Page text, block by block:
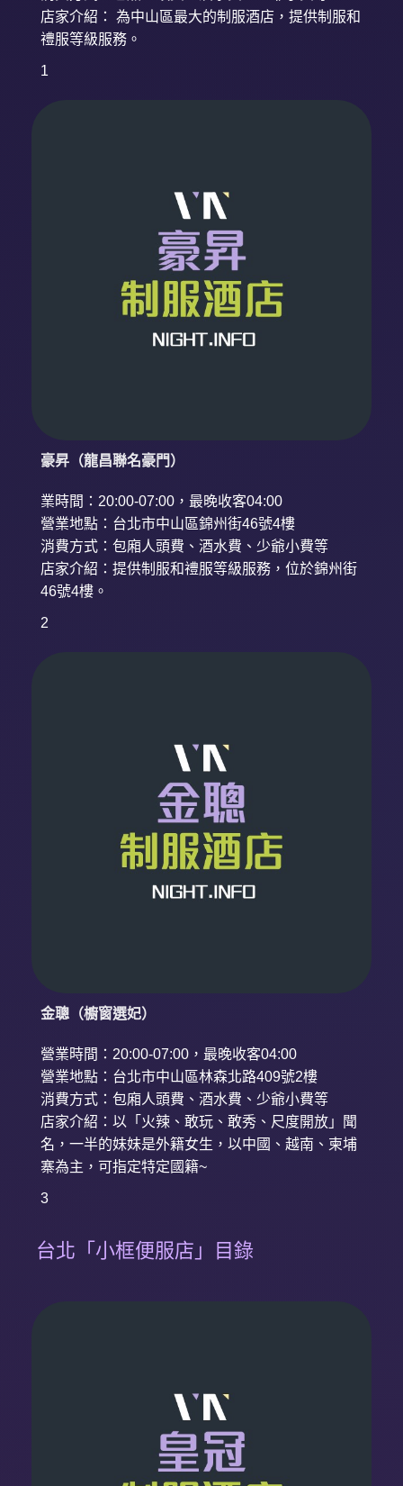
店家介紹： 為中山區最大的制服酒店，提供制服和
禮服等級服務。
1
豪昇（龍昌聯名豪門）
業時間：20:00-07:00，最晚收客04:00
營業地點：台北市中山區錦州街46號4樓
消費方式：包廂人頭費、酒水費、少爺小費等
店家介紹：提供制服和禮服等級服務，位於錦州街
46號4樓。
2
金聰（櫥窗選妃）
營業時間：20:00-07:00，最晚收客04:00
營業地點：台北市中山區林森北路409號2樓
消費方式：包廂人頭費、酒水費、少爺小費等
店家介紹：以「火辣、敢玩、敢秀、尺度開放」聞
名，一半的妹妹是外籍女生，以中國、越南、柬埔
寨為主，可指定特定國籍~
3
台北「小框便服店」目錄